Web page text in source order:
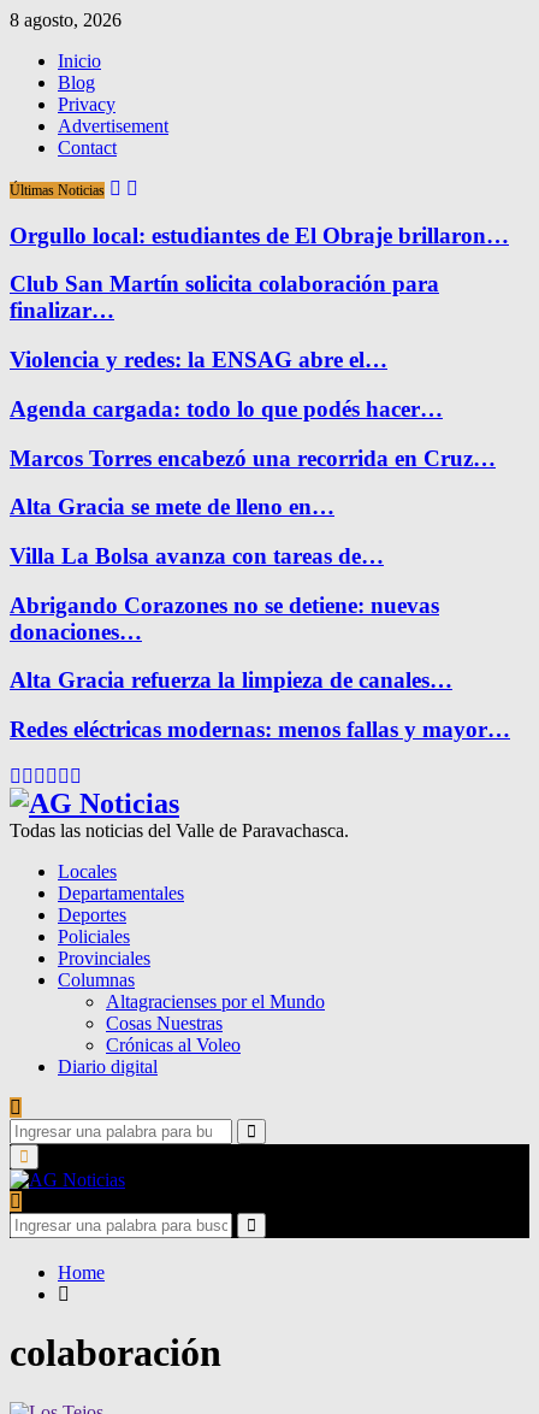
8 agosto, 2026
Inicio
Blog
Privacy
Advertisement
Contact
Últimas Noticias
Orgullo local: estudiantes de El Obraje brillaron…
Club San Martín solicita colaboración para
finalizar…
Violencia y redes: la ENSAG abre el…
Agenda cargada: todo lo que podés hacer…
Marcos Torres encabezó una recorrida en Cruz…
Alta Gracia se mete de lleno en…
Villa La Bolsa avanza con tareas de…
Abrigando Corazones no se detiene: nuevas
donaciones…
Alta Gracia refuerza la limpieza de canales…
Redes eléctricas modernas: menos fallas y mayor…
Facebook
Twitter
Instagram
Pinterest
Google
Todas las noticias del Valle de Paravachasca.
Locales
Departamentales
Deportes
Policiales
Provinciales
Columnas
Altagracienses por el Mundo
Cosas Nuestras
Crónicas al Voleo
Diario digital
Search
for:
Search
Primary
Menu
Search
for:
Search
Home
colaboración